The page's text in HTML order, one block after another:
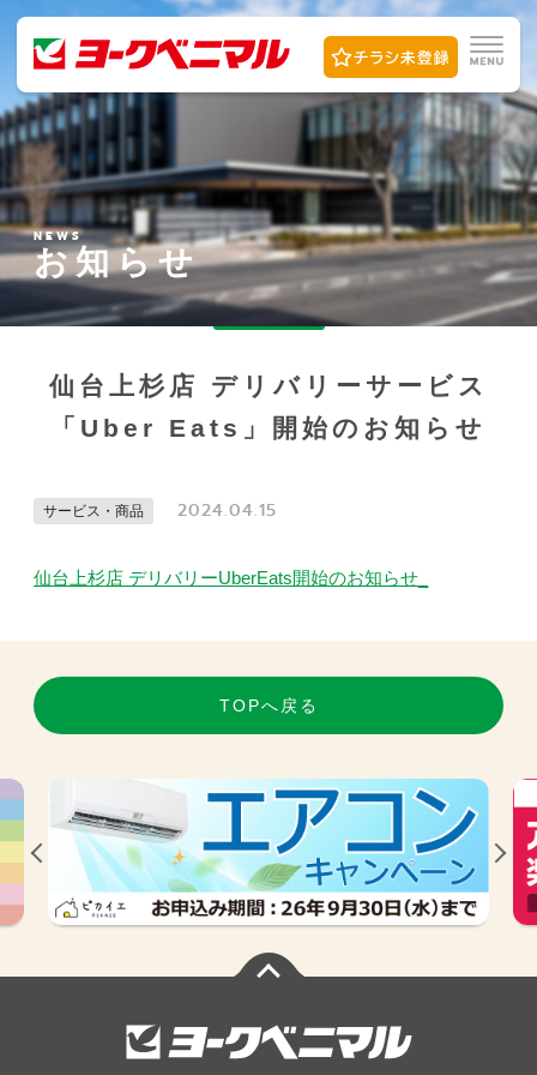
NEWS
お知らせ
仙台上杉店 デリバリーサービス
「Uber Eats」開始のお知らせ
サービス・商品 2024.04.15
仙台上杉店 デリバリーUberEats開始のお知らせ_
TOPへ戻る